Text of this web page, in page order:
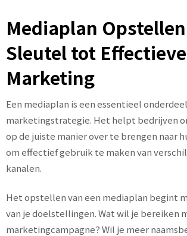
Mediaplan
Sleutel tot Effectieve
Marketing
Een mediaplan is een essentieel
marketingstrategie. Het helpt bedrijven
op de juiste manier over te brengen naar
om effectief gebruik te maken van
kanalen.
Het opstellen van een mediaplan begint
van je doelstellingen. Wat wil je bereiken
marketingcampagne? Wil je meer